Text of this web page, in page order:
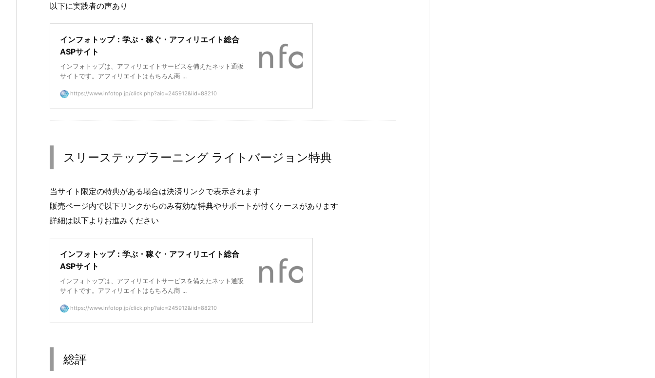
以下に実践者の声あり
インフォトップ：学ぶ・稼ぐ・アフィリエイト総合
ASPサイト
インフォトップは、アフィリエイトサービスを備えたネット通販
サイトです。アフィリエイトはもちろん商 ...
https://www.infotop.jp/click.php?aid=245912&iid=88210
スリーステップラーニング ライトバージョン特典
当サイト限定の特典がある場合は決済リンクで表示されます
販売ページ内で以下リンクからのみ有効な特典やサポートが付くケースがあります
詳細は以下よりお進みください
インフォトップ：学ぶ・稼ぐ・アフィリエイト総合
ASPサイト
インフォトップは、アフィリエイトサービスを備えたネット通販
サイトです。アフィリエイトはもちろん商 ...
https://www.infotop.jp/click.php?aid=245912&iid=88210
総評